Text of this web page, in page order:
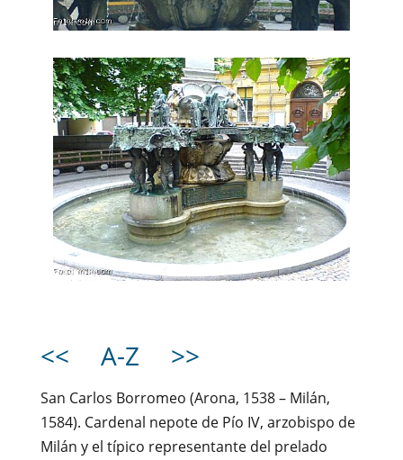
<< A-Z >>
San Carlos Borromeo (Arona, 1538 – Milán,
1584). Cardenal nepote de Pío IV, arzobispo de
Milán y el típico representante del prelado